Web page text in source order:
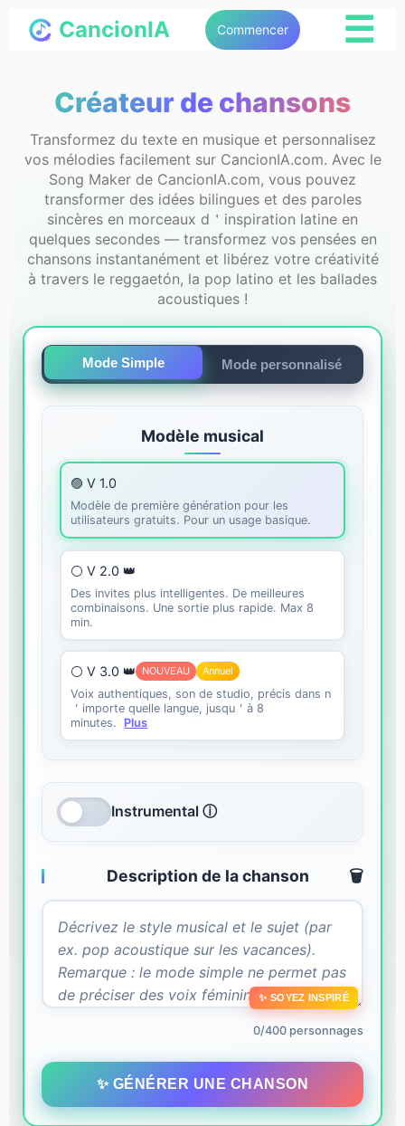
CancionIA Commencer ☰
Créateur de chansons
Transformez du texte en musique et personnalisez
vos mélodies facilement sur CancionIA.com. Avec le
Song Maker de CancionIA.com, vous pouvez
transformer des idées bilingues et des paroles
sincères en morceaux d＇inspiration latine en
quelques secondes — transformez vos pensées en
chansons instantanément et libérez votre créativité
à travers le reggaetón, la pop latino et les ballades
acoustiques !
Mode Simple Mode personnalisé
Modèle musical
🟣 V 1.0
Modèle de première génération pour les
utilisateurs gratuits. Pour un usage basique.
⚪ V 2.0 👑
Des invites plus intelligentes. De meilleures
combinaisons. Une sortie plus rapide. Max 8
min.
⚪ V 3.0 👑 NOUVEAU Annuel
Voix authentiques, son de studio, précis dans n
＇importe quelle langue, jusqu＇à 8
minutes.
Plus
Instrumental ⓘ
Description de la chanson 🗑️
✨ SOYEZ INSPIRÉ
0/400 personnages
✨ GÉNÉRER UNE CHANSON